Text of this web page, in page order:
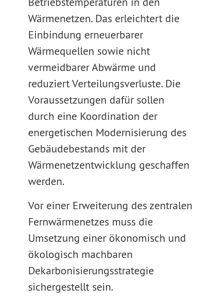
Wärmenetzen. Das erleichtert die
Einbindung erneuerbarer
Wärmequellen sowie nicht
vermeidbarer Abwärme und
reduziert Verteilungsverluste. Die
Voraussetzungen dafür sollen
durch eine Koordination der
energetischen Modernisierung des
Gebäudebestands mit der
Wärmenetzentwicklung geschaffen
werden.
Vor einer Erweiterung des zentralen
Fernwärmenetzes muss die
Umsetzung einer ökonomisch und
ökologisch machbaren
Dekarbonisierungsstrategie
sichergestellt sein.